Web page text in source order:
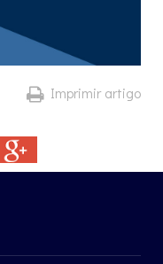
Imprimir artigo